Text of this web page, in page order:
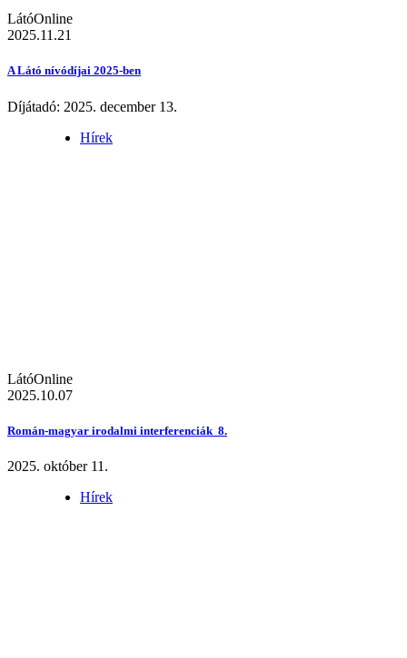
LátóOnline
2025.11.21
A Látó nívódíjai 2025-ben
Díjátadó: 2025. december 13.
Hírek
LátóOnline
2025.10.07
Román-magyar irodalmi interferenciák 8.
2025. október 11.
Hírek